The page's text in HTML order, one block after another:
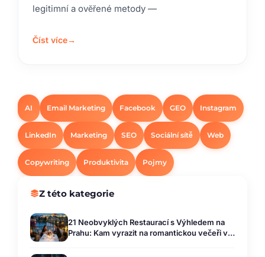
legitimní a ověřené metody —
Číst více→
AI Email Marketing Facebook GEO Instagram
LinkedIn Marketing SEO Sociální sítě Web
Copywriting Produktivita Pojmy
Z této kategorie
21 Neobvyklých Restaurací s Výhledem na
Prahu: Kam vyrazit na romantickou večeři v